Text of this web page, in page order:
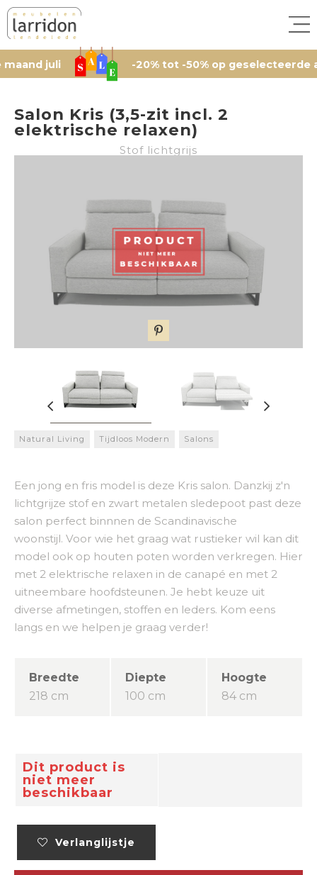
-20% tot -50% op geselecteerde
Salon Kris (3,5-zit incl. 2
elektrische relaxen)
Stof lichtgrijs
Natural Living Tijdloos Modern Salons
Een jong en fris model is deze Kris salon. Danzkij z'n
lichtgrijze stof en zwart metalen sledepoot past deze
salon perfect binnnen de Scandinavische
woonstijl. Voor wie het graag wat rustieker wil kan dit
model ook op houten poten worden verkregen. Hier
met 2 elektrische relaxen in de canapé en met 2
uitneembare hoofdsteunen. Je hebt keuze uit
diverse afmetingen, stoffen en leders. Kom eens
langs en we helpen je graag verder!
Breedte
218 cm
Diepte
100 cm
Hoogte
84 cm
Dit product is
niet meer
beschikbaar
Verlanglijstje